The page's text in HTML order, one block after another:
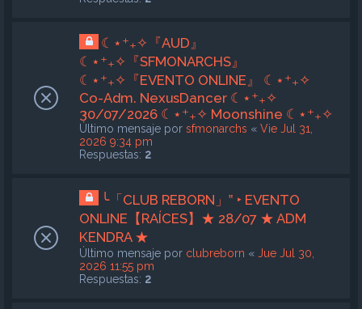
☾⋆⁺₊✧『AUD』
☾⋆⁺₊✧『SFMONARCHS』
☾⋆⁺₊✧『EVENTO ONLINE』 ☾⋆⁺₊✧
Co-Adm. NexusDancer ☾⋆⁺₊✧
30/07/2026 ☾⋆⁺₊✧ Moonshine ☾⋆⁺₊✧
Último mensaje por sfmonarchs « Vie Jul 31,
2026 9:34 pm
Respuestas: 2
╰「CLUB REBORN」‟ ‣ EVENTO
ONLINE【RAÍCES】★ 28/07 ★ ADM
KENDRA ★
Último mensaje por clubreborn « Jue Jul 30,
2026 11:55 pm
Respuestas: 2